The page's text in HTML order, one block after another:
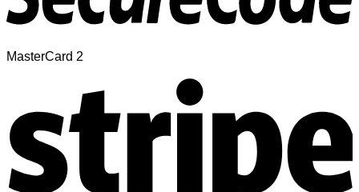
MasterCard 2